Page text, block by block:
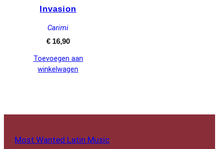
Invasion
Carimi
€16,90
Toevoegen aan
winkelwagen
Most Wanted Latin Music